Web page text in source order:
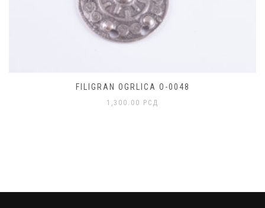
FILIGRAN OGRLICA O-0048
1,300.00 РСД